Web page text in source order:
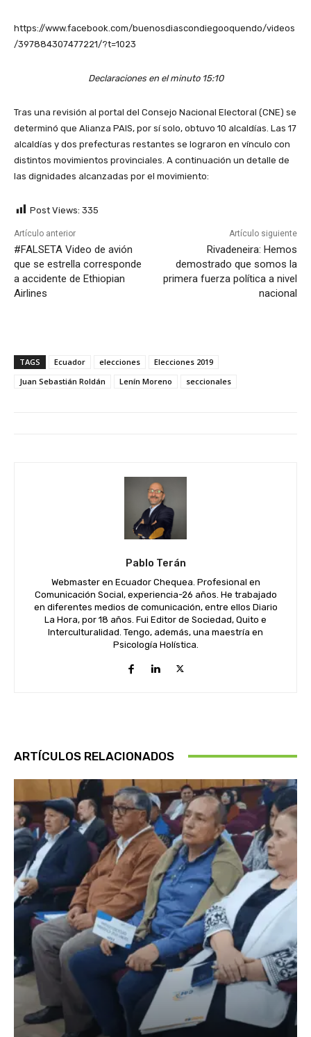
https://www.facebook.com/buenosdiascondiegooquendo/videos
/397884307477221/?t=1023
Declaraciones en el minuto 15:10
Tras una revisión al portal del Consejo Nacional Electoral (CNE) se
determinó que Alianza PAIS, por sí solo, obtuvo 10 alcaldías. Las 17
alcaldías y dos prefecturas restantes se lograron en vínculo con
distintos movimientos provinciales. A continuación un detalle de
las dignidades alcanzadas por el movimiento:
Post Views: 335
Artículo anterior
#FALSETA Video de avión
que se estrella corresponde
a accidente de Ethiopian
Airlines
Artículo siguiente
Rivadeneira: Hemos
demostrado que somos la
primera fuerza política a nivel
nacional
TAGS Ecuador elecciones
Elecciones 2019
Juan Sebastián Roldán
Lenín Moreno seccionales
Pablo Terán
Webmaster en Ecuador Chequea. Profesional en
Comunicación Social, experiencia-26 años. He trabajado
en diferentes medios de comunicación, entre ellos Diario
La Hora, por 18 años. Fui Editor de Sociedad, Quito e
Interculturalidad. Tengo, además, una maestría en
Psicología Holística.
ARTÍCULOS RELACIONADOS